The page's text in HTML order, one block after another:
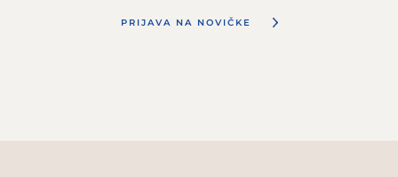
PRIJAVA NA NOVIČKE